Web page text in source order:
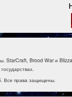
Brood War и
Все права защищены.